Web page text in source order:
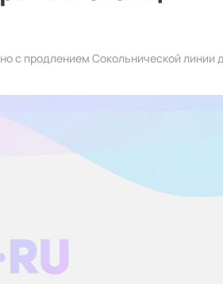
с продлением Сокольнической линии